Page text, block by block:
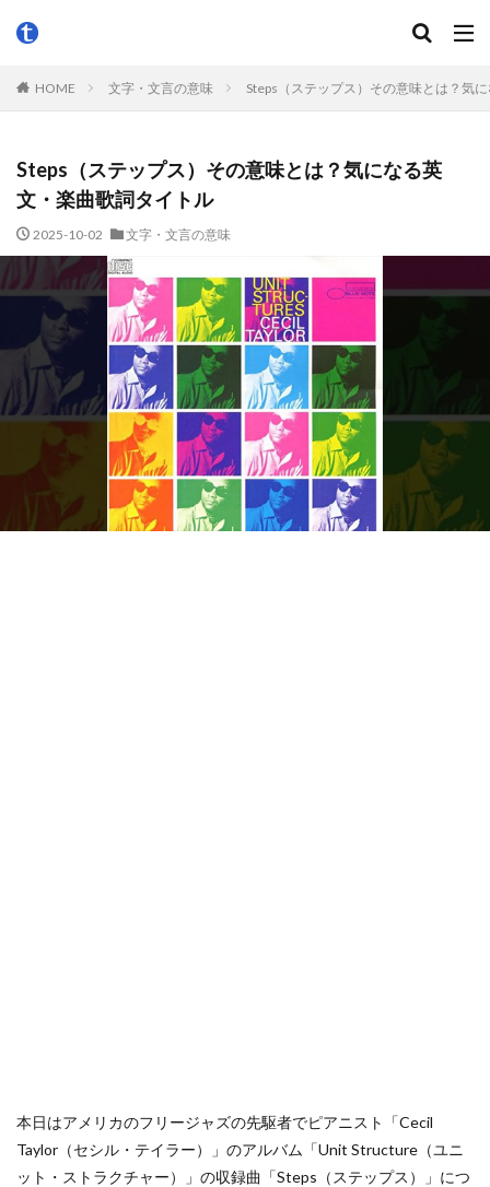
HOME 文字・文言の意味 Steps（ステップス）その意味とは？気
Steps（ステップス）その意味とは？気になる英
文・楽曲歌詞タイトル
2025-10-02 文字・文言の意味
本日はアメリカのフリージャズの先駆者でピアニスト「Cecil
Taylor（セシル・テイラー）」のアルバム「Unit Structure（ユニ
ット・ストラクチャー）」の収録曲「Steps（ステップス）」につ